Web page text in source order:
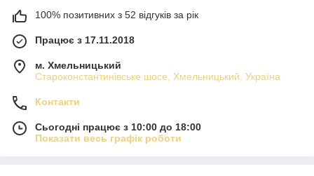
100% позитивних з 52 відгуків за рік
Працює з 17.11.2018
м. Хмельницький
Староконстантинівське шосе, Хмельницький, Україна
Контакти
Сьогодні працює з 10:00 до 18:00
Показати весь графік роботи